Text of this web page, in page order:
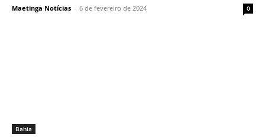
Maetinga Notícias - 6 de fevereiro de 2024 0
Bahia